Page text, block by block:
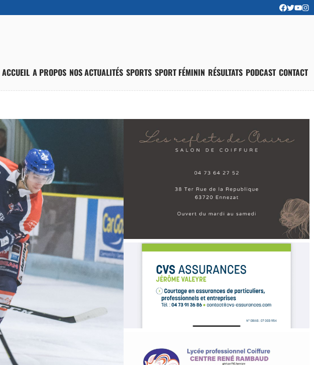
ACCUEIL A PROPOS NOS ACTUALITÉS SPORTS SPORT FÉMININ RÉSULTATS PODCAST CONTACT